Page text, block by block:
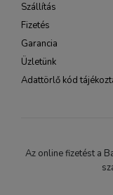
Szállítás
Fizetés
Garancia
Üzletünk
Adattörlő kód
Az online fizetést a